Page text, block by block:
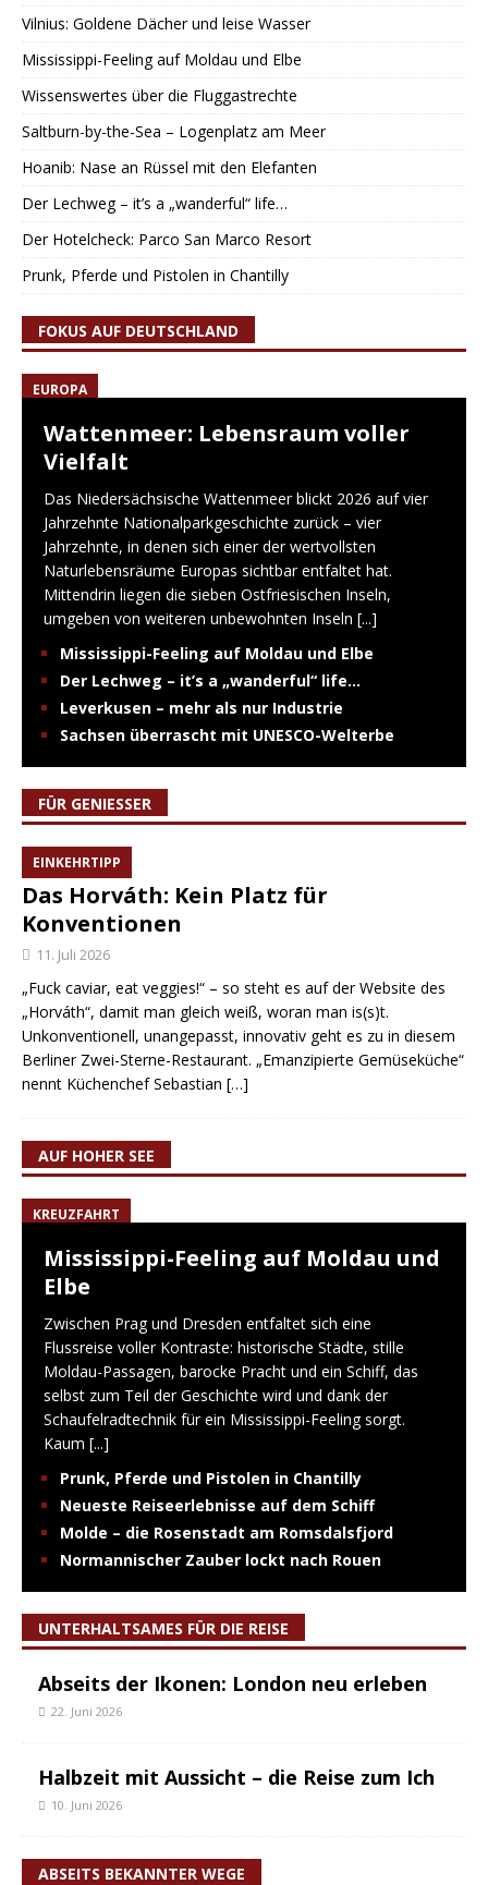
Vilnius: Goldene Dächer und leise Wasser
Mississippi-Feeling auf Moldau und Elbe
Wissenswertes über die Fluggastrechte
Saltburn-by-the-Sea – Logenplatz am Meer
Hoanib: Nase an Rüssel mit den Elefanten
Der Lechweg – it’s a „wanderful“ life…
Der Hotelcheck: Parco San Marco Resort
Prunk, Pferde und Pistolen in Chantilly
FOKUS AUF DEUTSCHLAND
EUROPA
Wattenmeer: Lebensraum voller
Vielfalt
Das Niedersächsische Wattenmeer blickt 2026 auf vier
Jahrzehnte Nationalparkgeschichte zurück – vier
Jahrzehnte, in denen sich einer der wertvollsten
Naturlebensräume Europas sichtbar entfaltet hat.
Mittendrin liegen die sieben Ostfriesischen Inseln,
umgeben von weiteren unbewohnten Inseln [...]
Mississippi-Feeling auf Moldau und Elbe
Der Lechweg – it’s a „wanderful“ life…
Leverkusen – mehr als nur Industrie
Sachsen überrascht mit UNESCO-Welterbe
FÜR GENIESSER
EINKEHRTIPP
Das Horváth: Kein Platz für
Konventionen
11. Juli 2026
„Fuck caviar, eat veggies!“ – so steht es auf der Website des
„Horváth“, damit man gleich weiß, woran man is(s)t.
Unkonventionell, unangepasst, innovativ geht es zu in diesem
Berliner Zwei-Sterne-Restaurant. „Emanzipierte Gemüseküche“
nennt Küchenchef Sebastian […]
AUF HOHER SEE
KREUZFAHRT
Mississippi-Feeling auf Moldau und
Elbe
Zwischen Prag und Dresden entfaltet sich eine
Flussreise voller Kontraste: historische Städte, stille
Moldau-Passagen, barocke Pracht und ein Schiff, das
selbst zum Teil der Geschichte wird und dank der
Schaufelradtechnik für ein Mississippi-Feeling sorgt.
Kaum [...]
Prunk, Pferde und Pistolen in Chantilly
Neueste Reiseerlebnisse auf dem Schiff
Molde – die Rosenstadt am Romsdalsfjord
Normannischer Zauber lockt nach Rouen
UNTERHALTSAMES FÜR DIE REISE
Abseits der Ikonen: London neu erleben
22. Juni 2026
Halbzeit mit Aussicht – die Reise zum Ich
10. Juni 2026
ABSEITS BEKANNTER WEGE